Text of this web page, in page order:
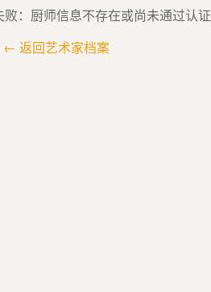
：厨师信息不存在或尚未通过认证
← 返回艺术家档案